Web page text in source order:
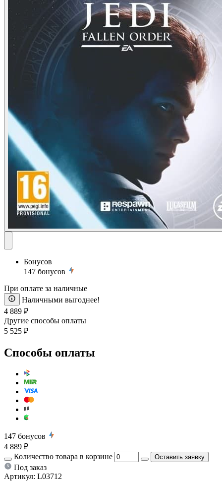
Бонусов
147 бонусов
При оплате за наличные
Наличными выгоднее!
4 889 ₽
Другие способы оплаты
5 525 ₽
Способы оплаты
147 бонусов
4 889 ₽
Количество товара в корзине
Оставить заявку
Под заказ
Артикул: L03712